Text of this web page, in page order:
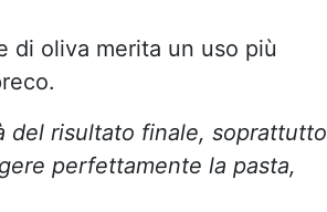
di oliva merita un uso più
del risultato finale, soprattutto
perfettamente la pasta,